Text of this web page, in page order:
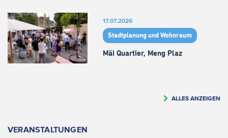
17.07.2026
Stadtplanung und Wohnraum
Mäi Quartier, Meng Plaz
ALLES ANZEIGEN
VERANSTALTUNGEN